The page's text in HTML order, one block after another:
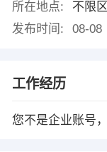
所在地点:
不限
发布时间:
08-08
工作经历
您不是企业账号